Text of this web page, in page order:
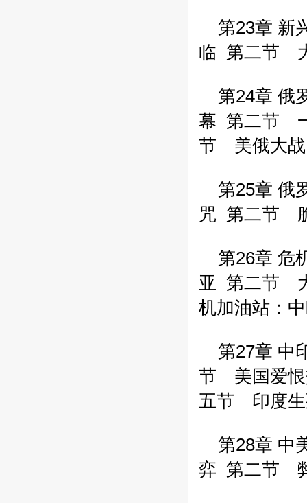
第23章 新
临 第二节
第24章 俄
幕 第二节
节 美俄大战
第25章 俄
咒 第二节
第26章 危
亚
第二节
机加油站：
第27章 中
节 美国爱
五节 印度生
第28章 中
弈 第二节